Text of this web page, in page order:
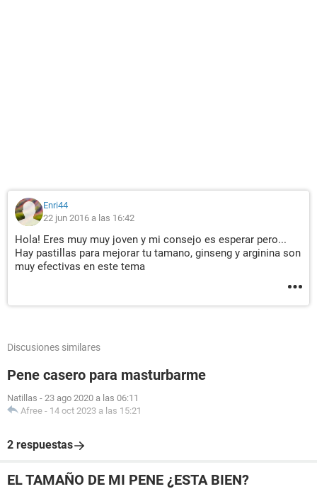
Enri44
22 jun 2016 a las 16:42
Hola! Eres muy muy joven y mi consejo es esperar pero...
Hay pastillas para mejorar tu tamano, ginseng y arginina son
muy efectivas en este tema
Discusiones similares
Pene casero para masturbarme
Natillas - 23 ago 2020 a las 06:11
Afree - 14 oct 2023 a las 15:21
2 respuestas
EL TAMAÑO DE MI PENE ¿ESTA BIEN?